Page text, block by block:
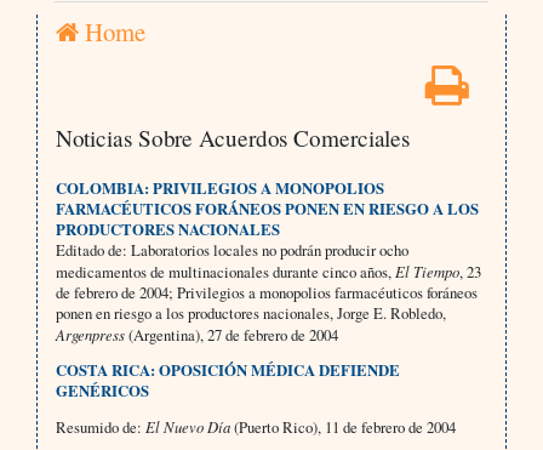
Home
Noticias Sobre Acuerdos Comerciales
COLOMBIA: PRIVILEGIOS A MONOPOLIOS
FARMACÉUTICOS FORÁNEOS PONEN EN RIESGO A LOS
PRODUCTORES NACIONALES
Editado de: Laboratorios locales no podrán producir ocho
medicamentos de multinacionales durante cinco años, El Tiempo, 23
de febrero de 2004; Privilegios a monopolios farmacéuticos foráneos
ponen en riesgo a los productores nacionales,Jorge E. Robledo,
Argenpress(Argentina), 27 de febrero de 2004
COSTA RICA: OPOSICIÓN MÉDICA DEFIENDE
GENÉRICOS
Resumido de: El Nuevo Día(Puerto Rico), 11 de febrero de 2004